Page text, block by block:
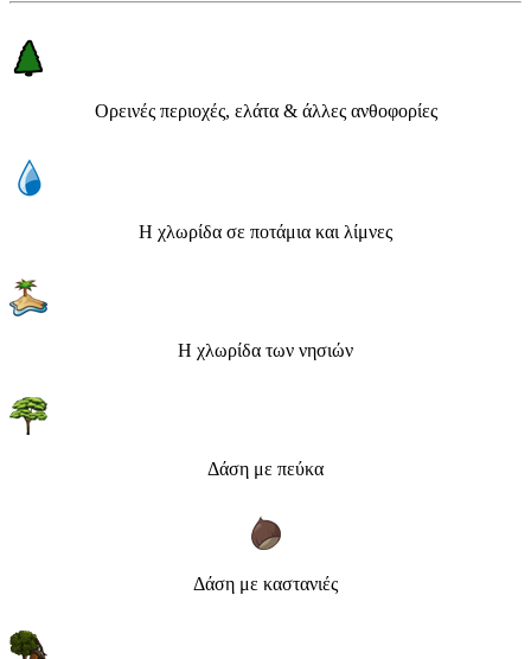
Ορεινές περιοχές, ελάτα & άλλες ανθοφορίες
Η χλωρίδα σε ποτάμια και λίμνες
Η χλωρίδα των νησιών
Δάση με πεύκα
Δάση με καστανιές